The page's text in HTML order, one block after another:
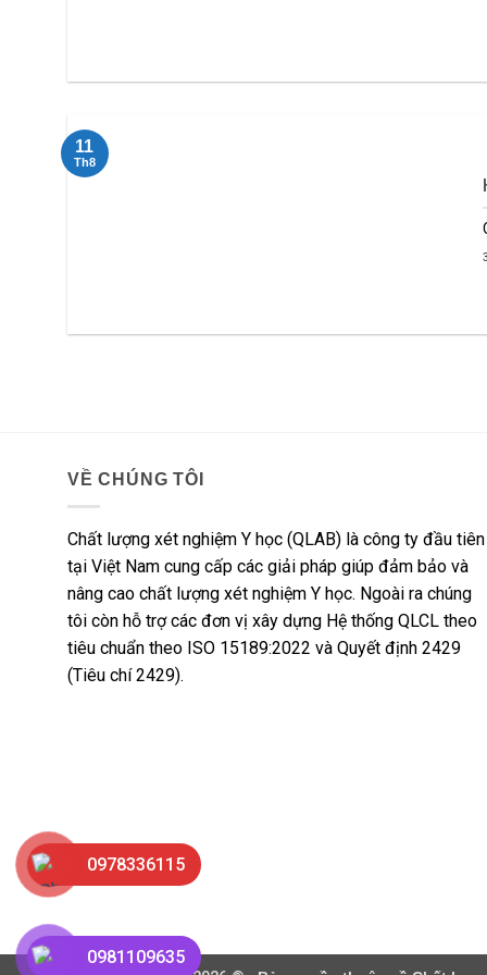
11
Th8
VỀ CHÚNG TÔI
Chất lượng xét nghiệm Y học (QLAB) là công ty đầu tiên
tại Việt Nam cung cấp các giải pháp giúp đảm bảo và
nâng cao chất lượng xét nghiệm Y học. Ngoài ra chúng
tôi còn hỗ trợ các đơn vị xây dựng Hệ thống QLCL theo
tiêu chuẩn theo ISO 15189:2022 và Quyết định 2429
(Tiêu chí 2429).
0978336115
0981109635